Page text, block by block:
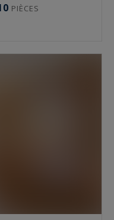
PIÈCES